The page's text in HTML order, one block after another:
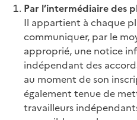
Par l’intermédiaire des
Il appartient à chaque
communiquer, par le
approprié, une notice
indépendant des
au moment de son
également tenue de
travailleurs